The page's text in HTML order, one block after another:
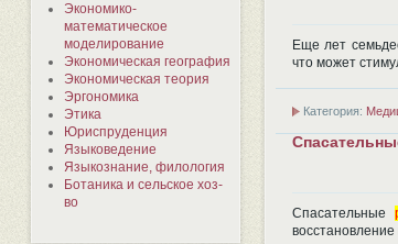
Экономико-
математическое
моделирование
Экономическая география
Экономическая теория
Эргономика
Этика
Юриспруденция
Языковедение
Языкознание, филология
Ботаника и сельское хоз-
во
Еще лет
что может
Категория:
Спасательные